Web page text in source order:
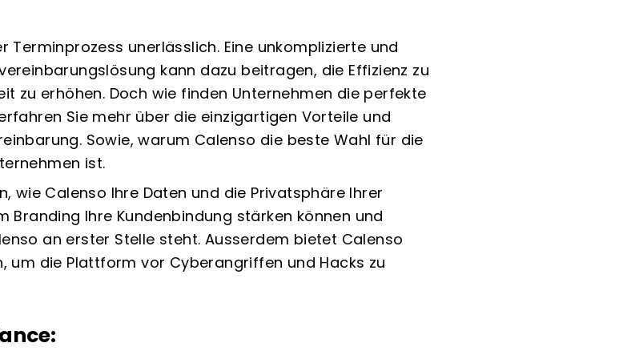
Terminprozess unerlässlich. Eine unkomplizierte und
kann dazu beitragen, die Effizienz zu
zu erhöhen. Doch wie finden Unternehmen die perfekte
Sie mehr über die einzigartigen Vorteile und
Sowie, warum Calenso die beste Wahl für die
ist.
wie Calenso Ihre Daten und die Privatsphäre Ihrer
Branding Ihre Kundenbindung stärken können und
an erster Stelle steht. Ausserdem bietet Calenso
um die Plattform vor Cyberangriffen und Hacks zu